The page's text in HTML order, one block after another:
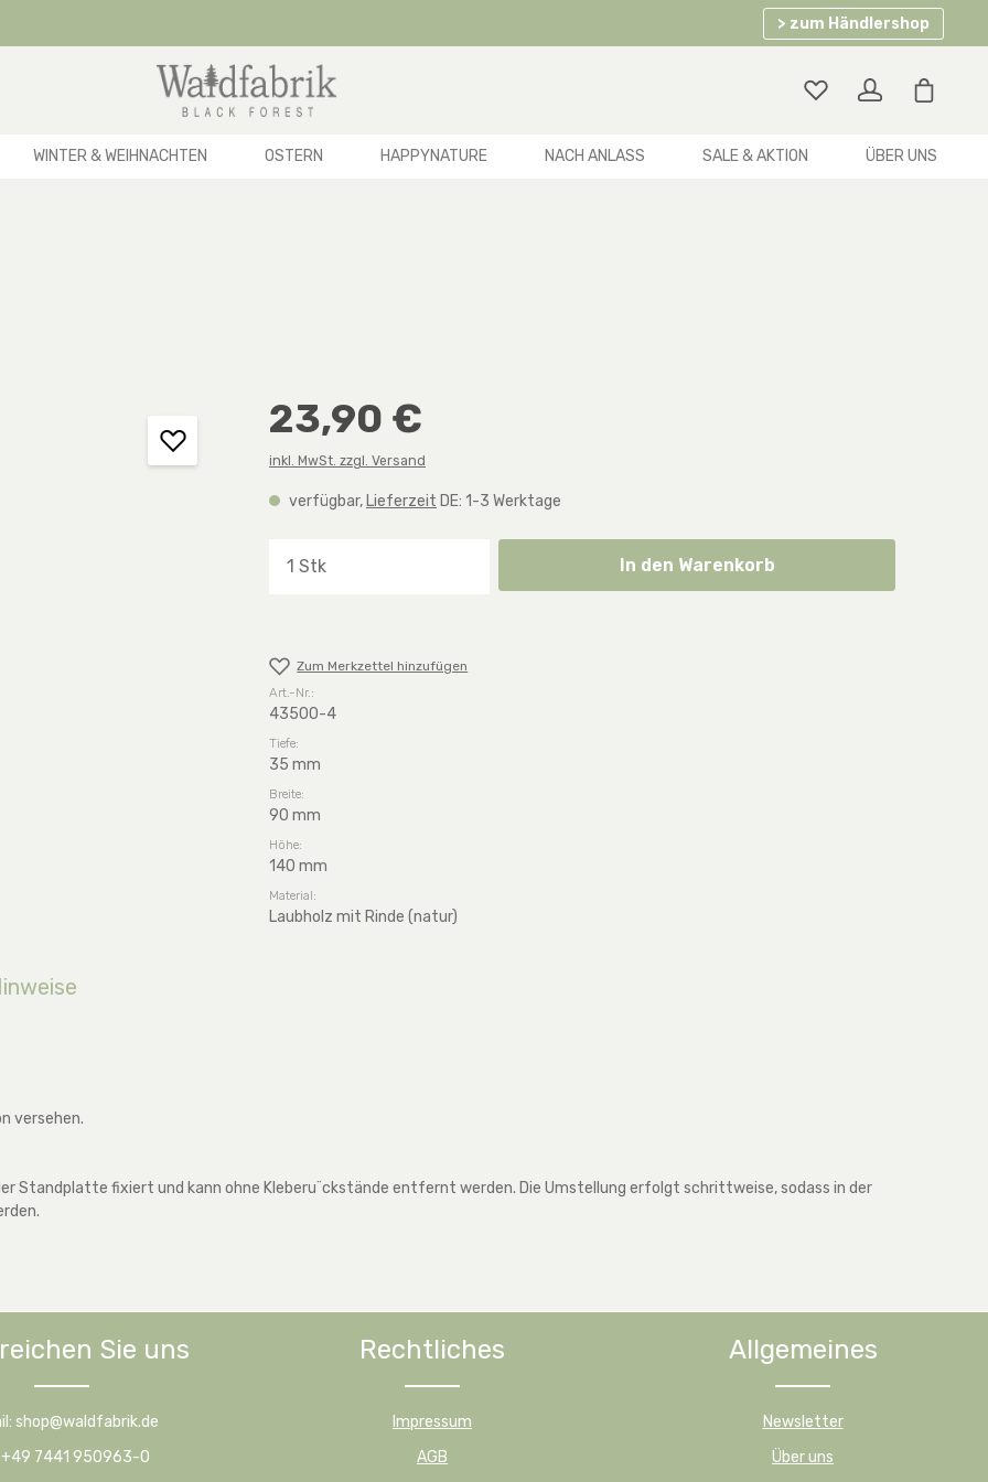
> zum Händlershop
WINTER & WEIHNACHTEN OSTERN HAPPYNATURE NACH ANLASS SALE & AKTION ÜBER UNS
23,90 €
inkl. MwSt. zzgl. Versand
verfügbar, Lieferzeit DE: 1-3 Werktage
Produkt Anzahl: Gib den gewünschten Wert ein oder
In den Warenkorb
Zum Merkzettel hinzufügen
Art.-Nr.:
43500-4
Tiefe:
35 mm
Breite:
90 mm
Höhe:
140 mm
Material:
Laubholz mit Rinde (natur)
versehen.
Standplatte fixiert und kann ohne Kleberu¨ckstände entfernt werden. Die Umstellung erfolgt schrittweise, sodass in der
Sie uns
shop@waldfabrik.de
+49 7441 950963-0
Rechtliches
Impressum
AGB
Allgemeines
Newsletter
Über uns